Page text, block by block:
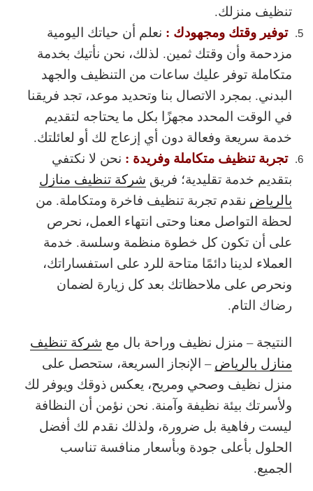
تنظيف منزلك.
توفير وقتك ومجهودك : نعلم أن حياتك اليومية
مزدحمة وأن وقتك ثمين. لذلك، نحن نأتيك بخدمة
متكاملة توفر عليك ساعات من التنظيف والجهد
البدني. بمجرد الاتصال بنا وتحديد موعد، تجد فريقنا
في الوقت المحدد مجهزًا بكل ما يحتاجه لتقديم
خدمة سريعة وفعالة دون أي إزعاج لك أو لعائلتك.
تجربة تنظيف متكاملة وفريدة : نحن لا نكتفي
بتقديم خدمة تقليدية؛ فريق شركة تنظيف منازل
بالرياض نقدم تجربة تنظيف فاخرة ومتكاملة. من
لحظة التواصل معنا وحتى انتهاء العمل، نحرص
على أن تكون كل خطوة منظمة وسلسة. خدمة
العملاء لدينا دائمًا متاحة للرد على استفساراتك،
ونحرص على ملاحظاتك بعد كل زيارة لضمان
رضاك التام.
النتيجة – منزل نظيف وراحة بال مع شركة تنظيف
منازل بالرياض – الإنجاز السريعة، ستحصل على
منزل نظيف وصحي ومريح، يعكس ذوقك ويوفر لك
ولأسرتك بيئة نظيفة وآمنة. نحن نؤمن أن النظافة
ليست رفاهية بل ضرورة، ولذلك نقدم لك أفضل
الحلول بأعلى جودة وبأسعار منافسة تناسب
الجميع.